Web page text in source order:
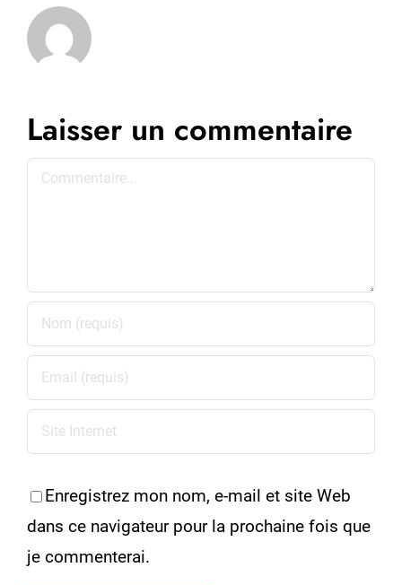
Laisser un commentaire
Commentaire
Enregistrez mon nom, e-mail et site Web
dans ce navigateur pour la prochaine fois que
je commenterai.